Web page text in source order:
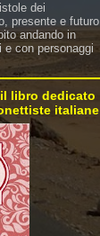
dei
presente e futuro
andando in
con personaggi
libro dedicato
italiane